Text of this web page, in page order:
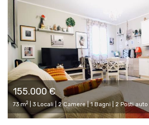
155.000 €
73 m2 | 3 Locali | 2 Camere | 1 Bagni | 2 Posti auto